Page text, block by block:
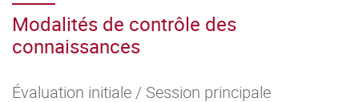
Modalités de contrôle des
connaissances
Évaluation initiale / Session principale